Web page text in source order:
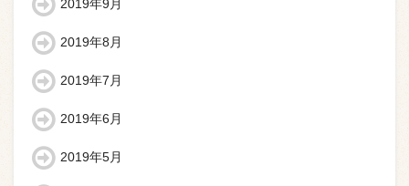
2019年9月
2019年8月
2019年7月
2019年6月
2019年5月